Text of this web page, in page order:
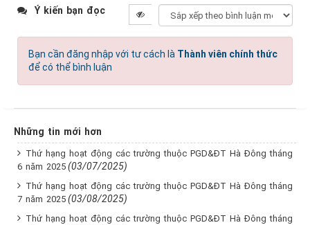
Ý kiến bạn đọc
Bạn cần đăng nhập với tư cách là Thành viên chính thức
để có thể bình luận
Những tin mới hơn
Thứ hạng hoạt động các trường thuộc PGD&ĐT Hà Đông tháng
6 năm 2025 (03/07/2025)
Thứ hạng hoạt động các trường thuộc PGD&ĐT Hà Đông tháng
7 năm 2025 (03/08/2025)
Thứ hạng hoạt động các trường thuộc PGD&ĐT Hà Đông tháng